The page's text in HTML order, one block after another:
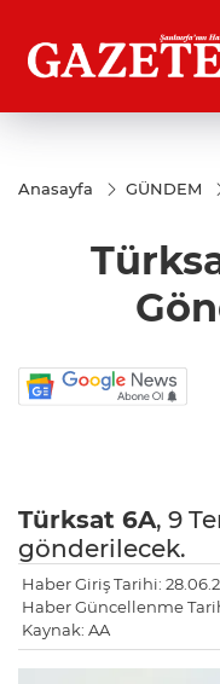
Anasayfa GÜNDEM
Türksat 6A, 9
gönderilecek.
Haber Giriş Tarihi:
Haber Güncellenme
Kaynak: AA